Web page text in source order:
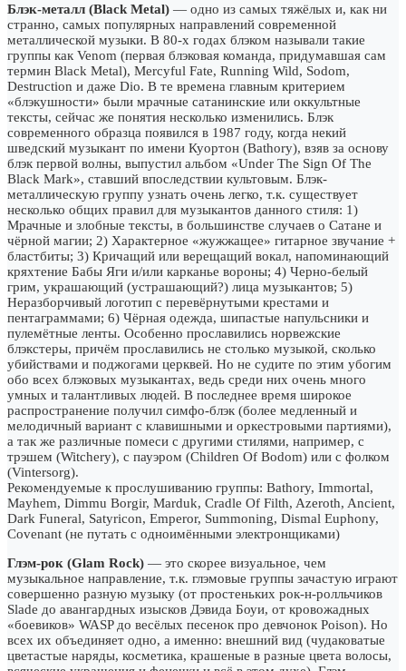
Блэк-металл (Black Metal) — одно из самых тяжёлых и, как ни
странно, самых популярных направлений современной
металлической музыки. В 80-х годах блэком называли такие
группы как Venom (первая блэковая команда, придумавшая сам
термин Black Metal), Mercyful Fate, Running Wild, Sodom,
Destruction и даже Dio. В те времена главным критерием
«блэкушности» были мрачные сатанинские или оккультные
тексты, сейчас же понятия несколько изменились. Блэк
современного образца появился в 1987 году, когда некий
шведский музыкант по имени Куортон (Bathory), взяв за основу
блэк первой волны, выпустил альбом «Under The Sign Of The
Black Mark», ставший впоследствии культовым. Блэк-
металлическую группу узнать очень легко, т.к. существует
несколько общих правил для музыкантов данного стиля: 1)
Мрачные и злобные тексты, в большинстве случаев о Сатане и
чёрной магии; 2) Характерное «жужжащее» гитарное звучание +
бластбиты; 3) Кричащий или верещащий вокал, напоминающий
кряхтение Бабы Яги и/или карканье вороны; 4) Черно-белый
грим, украшающий (устрашающий?) лица музыкантов; 5)
Неразборчивый логотип с перевёрнутыми крестами и
пентаграммами; 6) Чёрная одежда, шипастые напульсники и
пулемётные ленты. Особенно прославились норвежские
блэкстеры, причём прославились не столько музыкой, сколько
убийствами и поджогами церквей. Но не судите по этим убогим
обо всех блэковых музыкантах, ведь среди них очень много
умных и талантливых людей. В последнее время широкое
распространение получил симфо-блэк (более медленный и
мелодичный вариант с клавишными и оркестровыми партиями),
а так же различные помеси с другими стилями, например, с
трэшем (Witchery), с пауэром (Children Of Bodom) или с фолком
(Vintersorg).
Рекомендуемые к прослушиванию группы: Bathory, Immortal,
Mayhem, Dimmu Borgir, Marduk, Cradle Of Filth, Azeroth, Ancient,
Dark Funeral, Satyricon, Emperor, Summoning, Dismal Euphony,
Covenant (не путать с одноимёнными электронщиками)
Глэм-рок (Glam Rock) — это скорее визуальное, чем
музыкальное направление, т.к. глэмовые группы зачастую играют
совершенно разную музыку (от простеньких рок-н-ролльчиков
Slade до авангардных изысков Дэвида Боуи, от кровожадных
«боевиков» WASP до весёлых песенок про девчонок Poison). Но
всех их объединяет одно, а именно: внешний вид (чудаковатые
цветастые наряды, косметика, крашеные в разные цвета волосы,